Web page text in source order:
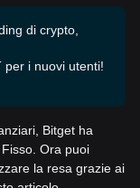
di crypto,
per i nuovi utenti!
Bitget ha
Ora puoi
la resa grazie ai